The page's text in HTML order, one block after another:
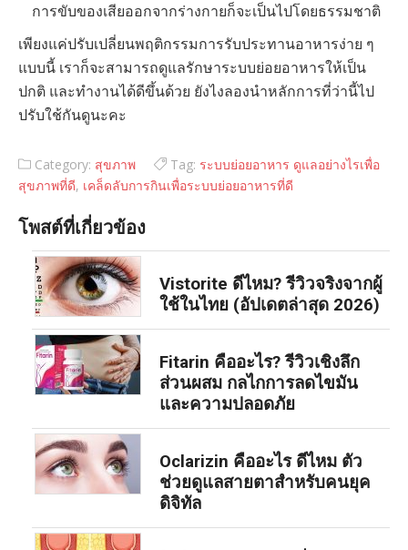
การขับของเสียออกจากร่างกายก็จะเป็นไปโดยธรรมชาติ
เพียงแค่ปรับเปลี่ยนพฤติกรรมการรับประทานอาหารง่าย ๆ
แบบนี้ เราก็จะสามารถดูแลรักษาระบบย่อยอาหารให้เป็น
ปกติ และทำงานได้ดีขึ้นด้วย ยังไงลองนำหลักการที่ว่านี้ไป
ปรับใช้กันดูนะคะ
Category: สุขภาพ Tag: ระบบย่อยอาหาร ดูแลอย่างไรเพื่อ
สุขภาพที่ดี, เคล็ดลับการกินเพื่อระบบย่อยอาหารที่ดี
โพสต์ที่เกี่ยวข้อง
Vistorite ดีไหม? รีวิวจริงจากผู้
ใช้ในไทย (อัปเดตล่าสุด 2026)
Fitarin คืออะไร? รีวิวเชิงลึก
ส่วนผสม กลไกการลดไขมัน
และความปลอดภัย
Oclarizin คืออะไร ดีไหม ตัว
ช่วยดูแลสายตาสำหรับคนยุค
ดิจิทัล